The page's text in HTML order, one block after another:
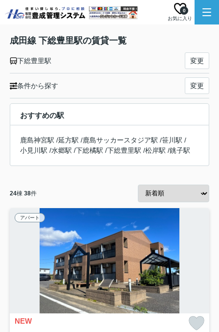
お気に入り
0
成田線 下総豊里駅の賃貸一覧
下総豊里駅 変更
条件から探す 変更
おすすめの駅
鹿島神宮駅 /延方駅 /鹿島サッカースタジア駅 /笹川駅 /
小見川駅 /水郷駅 /下総橘駅 /下総豊里駅 /松岸駅 /銚子駅
24棟 38件
アパート
NEW